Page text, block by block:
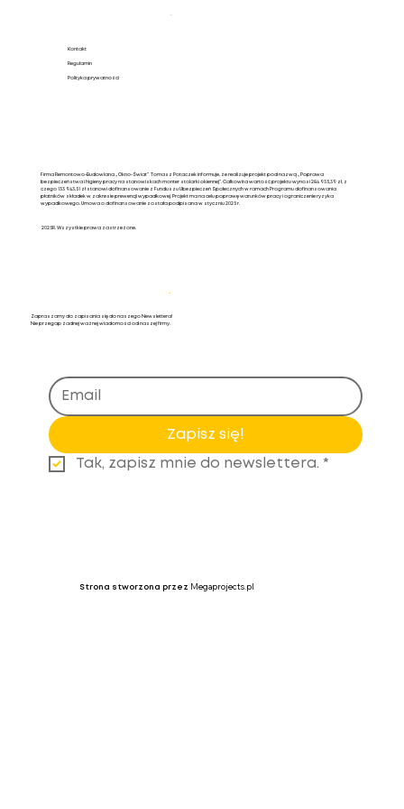
Pomoc.
Kontakt
Regulamin
Polityka prywatności
Firma Remontowo-Budowlana „Okno-Świat” Tomasz Potaczek informuje, że realizuje projekt pod nazwą „Poprawa
bezpieczeństwa i higieny pracy na stanowiskach monter stolarki okiennej”. Całkowita wartość projektu wynosi 284 935,39 zł, z
czego 133 943,51 zł stanowi dofinansowanie z Funduszu Ubezpieczeń Społecznych w ramach Programu dofinansowania
płatników składek w zakresie prewencji wypadkowej. Projekt ma na celu poprawę warunków pracy i ograniczenie ryzyka
wypadkowego. Umowa o dofinansowanie została podpisana w styczniu 2025 r.
2025R. Wszystkie prawa zastrzeżone.
.
Zapraszamy do zapisania się do naszego Newslettera!
Nie przegap żadnej ważnej wiadomości od naszej firmy.
Zapisz się!
Tak, zapisz mnie do newslettera. *
Strona stworzona przez Megaprojects.pl